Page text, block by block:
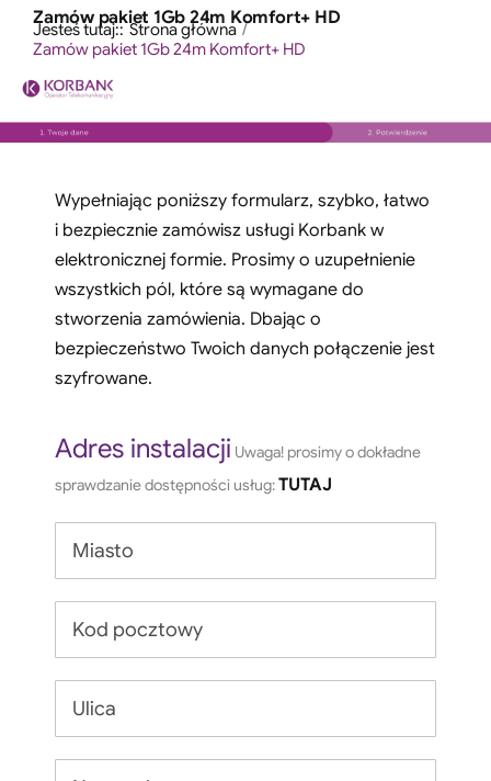
treści
PrzejdźZamów pakiet 1Gb 24m Komfort+ HD
Jesteś tutaj:: Strona główna
Zamów pakiet 1Gb 24m Komfort+ HD
Wypełniając poniższy formularz, szybko, łatwo
i bezpiecznie zamówisz usługi Korbank w
elektronicznej formie. Prosimy o uzupełnienie
wszystkich pól, które są wymagane do
stworzenia zamówienia. Dbając o
bezpieczeństwo Twoich danych połączenie jest
szyfrowane.
Adres instalacji Uwaga! prosimy o dokładne
sprawdzanie dostępności usług:TUTAJ